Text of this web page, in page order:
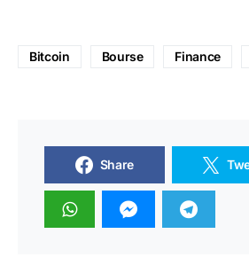
Bitcoin Bourse Finance
Share